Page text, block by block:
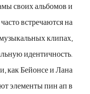
своих альбомов и
встречаются на
клипах,
идентичность.
как Бейонсе и Лана
элементы пин ап в